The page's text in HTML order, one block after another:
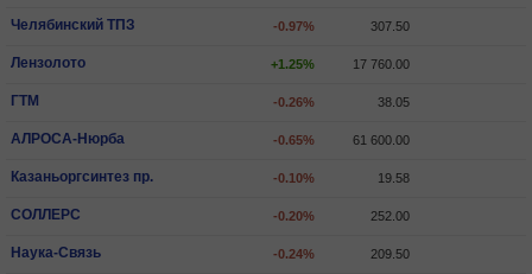
Челябинский ТПЗ -0.97% 307.50
Лензолото +1.25% 17 760.00
ГТМ -0.26% 38.05
АЛРОСА-Нюрба -0.65% 61 600.00
Казаньоргсинтез пр. -0.10% 19.58
СОЛЛЕРС -0.20% 252.00
Наука-Связь -0.24% 209.50